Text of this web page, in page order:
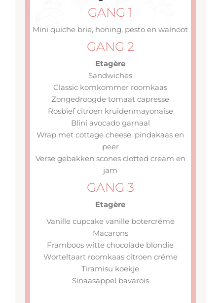
GANG 1
Mini quiche brie, honing, pesto en walnoot
GANG 2
Etagère
Sandwiches
Classic komkommer roomkaas
Zongedroogde tomaat capresse
Rosbief citroen kruidenmayonaise
Blini avocado garnaal
Wrap met cottage cheese, pindakaas en
peer
Verse gebakken scones clotted cream en
jam
GANG 3
Etagère
Vanille cupcake vanille botercréme
Macarons
Framboos witte chocolade blondie
Worteltaart roomkaas citroen créme
Tiramisu koekje
Sinaasappel bavarois